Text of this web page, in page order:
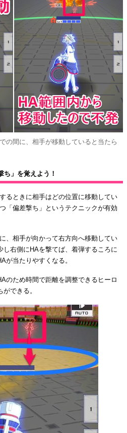
の間に、相手が移動していると当たら
ち」を覚えよう！
るときに相手はどの位置に移動してい
「偏差撃ち」というテクニックが有効
、相手が向かって右方向へ移動してい
し右側にHAを撃てば、着弾するころに
が当たりやすくなる。
のため時間で距離を調整できるヒーロ
できる。